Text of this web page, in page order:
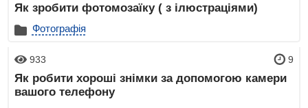
Як зробити фотомозаїку ( з ілюстраціями)
Фотографія
933 9
Як робити хороші знімки за допомогою камери
вашого телефону